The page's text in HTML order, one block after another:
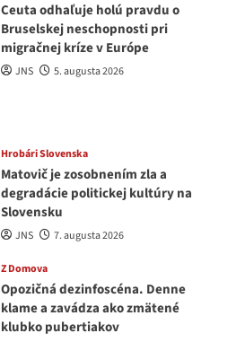
Ceuta odhaľuje holú pravdu o
Bruselskej neschopnosti pri
migračnej kríze v Európe
JNS 5. augusta 2026
Hrobári Slovenska
Matovič je zosobnením zla a
degradácie politickej kultúry na
Slovensku
JNS 7. augusta 2026
Z Domova
Opozičná dezinfoscéna. Denne
klame a zavádza ako zmätené
klubko pubertiakov